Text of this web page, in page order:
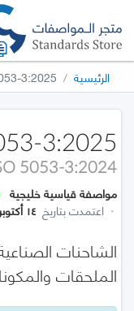
الرئيسية 3:2025
3:2025
5053-3:2024
مواصفة قياسية خليجية
· اعتمدت بتاريخ ١٤ أكتوبر ٢٠٢٥
الملحقات